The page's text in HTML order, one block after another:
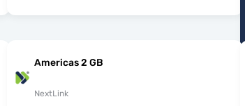
Americas 2 GB
NextLink